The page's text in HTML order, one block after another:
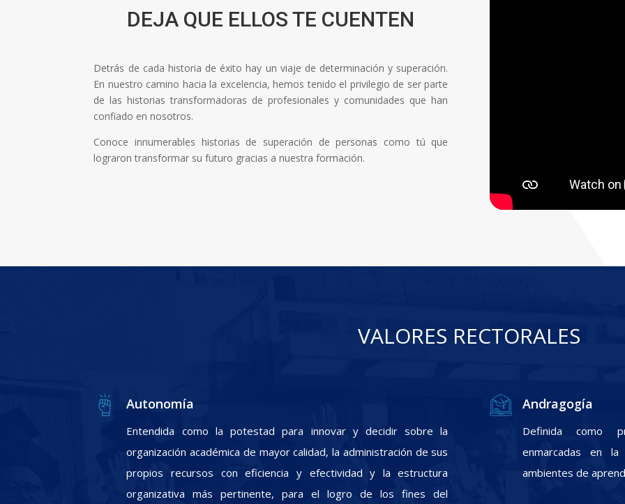
DEJA QUE ELLOS TE CUENTEN
Detrás de cada historia de éxito hay un viaje de determinación y superación.
En nuestro camino hacia la excelencia, hemos tenido el privilegio de ser parte
de las historias transformadoras de profesionales y comunidades que han
confiado en nosotros.
Conoce innumerables historias de superación de personas como tú que
lograron transformar su futuro gracias a nuestra formación.
VALORES RECTORALES
Autonomía
Entendida como la potestad para innovar y decidir sobre la
organización académica de mayor calidad, la administración de sus
propios recursos con eficiencia y efectividad y la estructura
organizativa más pertinente, para el logro de los fines del
Andragogía
Definida como
enmarcadas en
ambientes de